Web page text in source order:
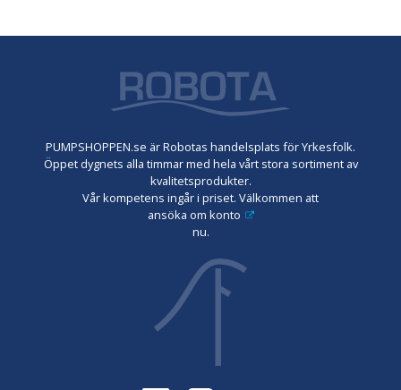
PUMPSHOPPEN.se är Robotas handelsplats för Yrkesfolk.
Öppet dygnets alla timmar med hela vårt stora sortiment av
kvalitetsprodukter.
Vår kompetens ingår i priset. Välkommen att
ansöka om konto
nu.